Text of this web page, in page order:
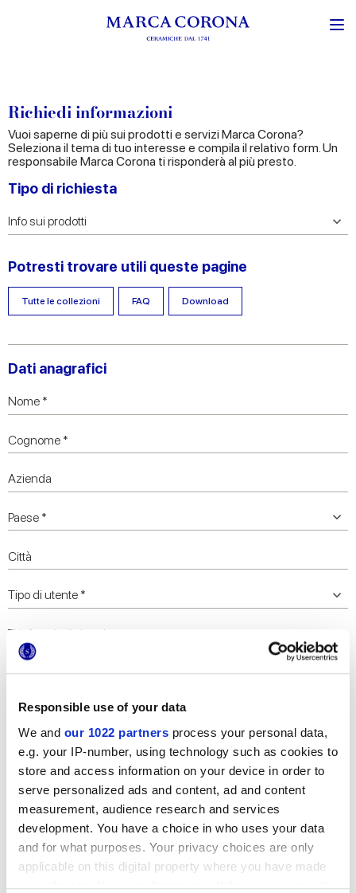
Responsible use of your data
We and our 1022 partners process your personal data,
e.g. your IP-number, using technology such as cookies to
store and access information on your device in order to
serve personalized ads and content, ad and content
measurement, audience research and services
development. You have a choice in who uses your data
and for what purposes. Your privacy choices are only
applicable on this digital property where you have made
your choices. You can change or withdraw your consent
Richiedi informazioni
Vuoi saperne di più sui prodotti e servizi Marca Corona?
Seleziona il tema di tuo interesse e compila il relativo form. Un
responsabile Marca Corona ti risponderà al più presto.
Tipo di richiesta
Potresti trovare utili queste pagine
Tutte le collezioni FAQ Download
Dati anagrafici
Collezioni di interesse